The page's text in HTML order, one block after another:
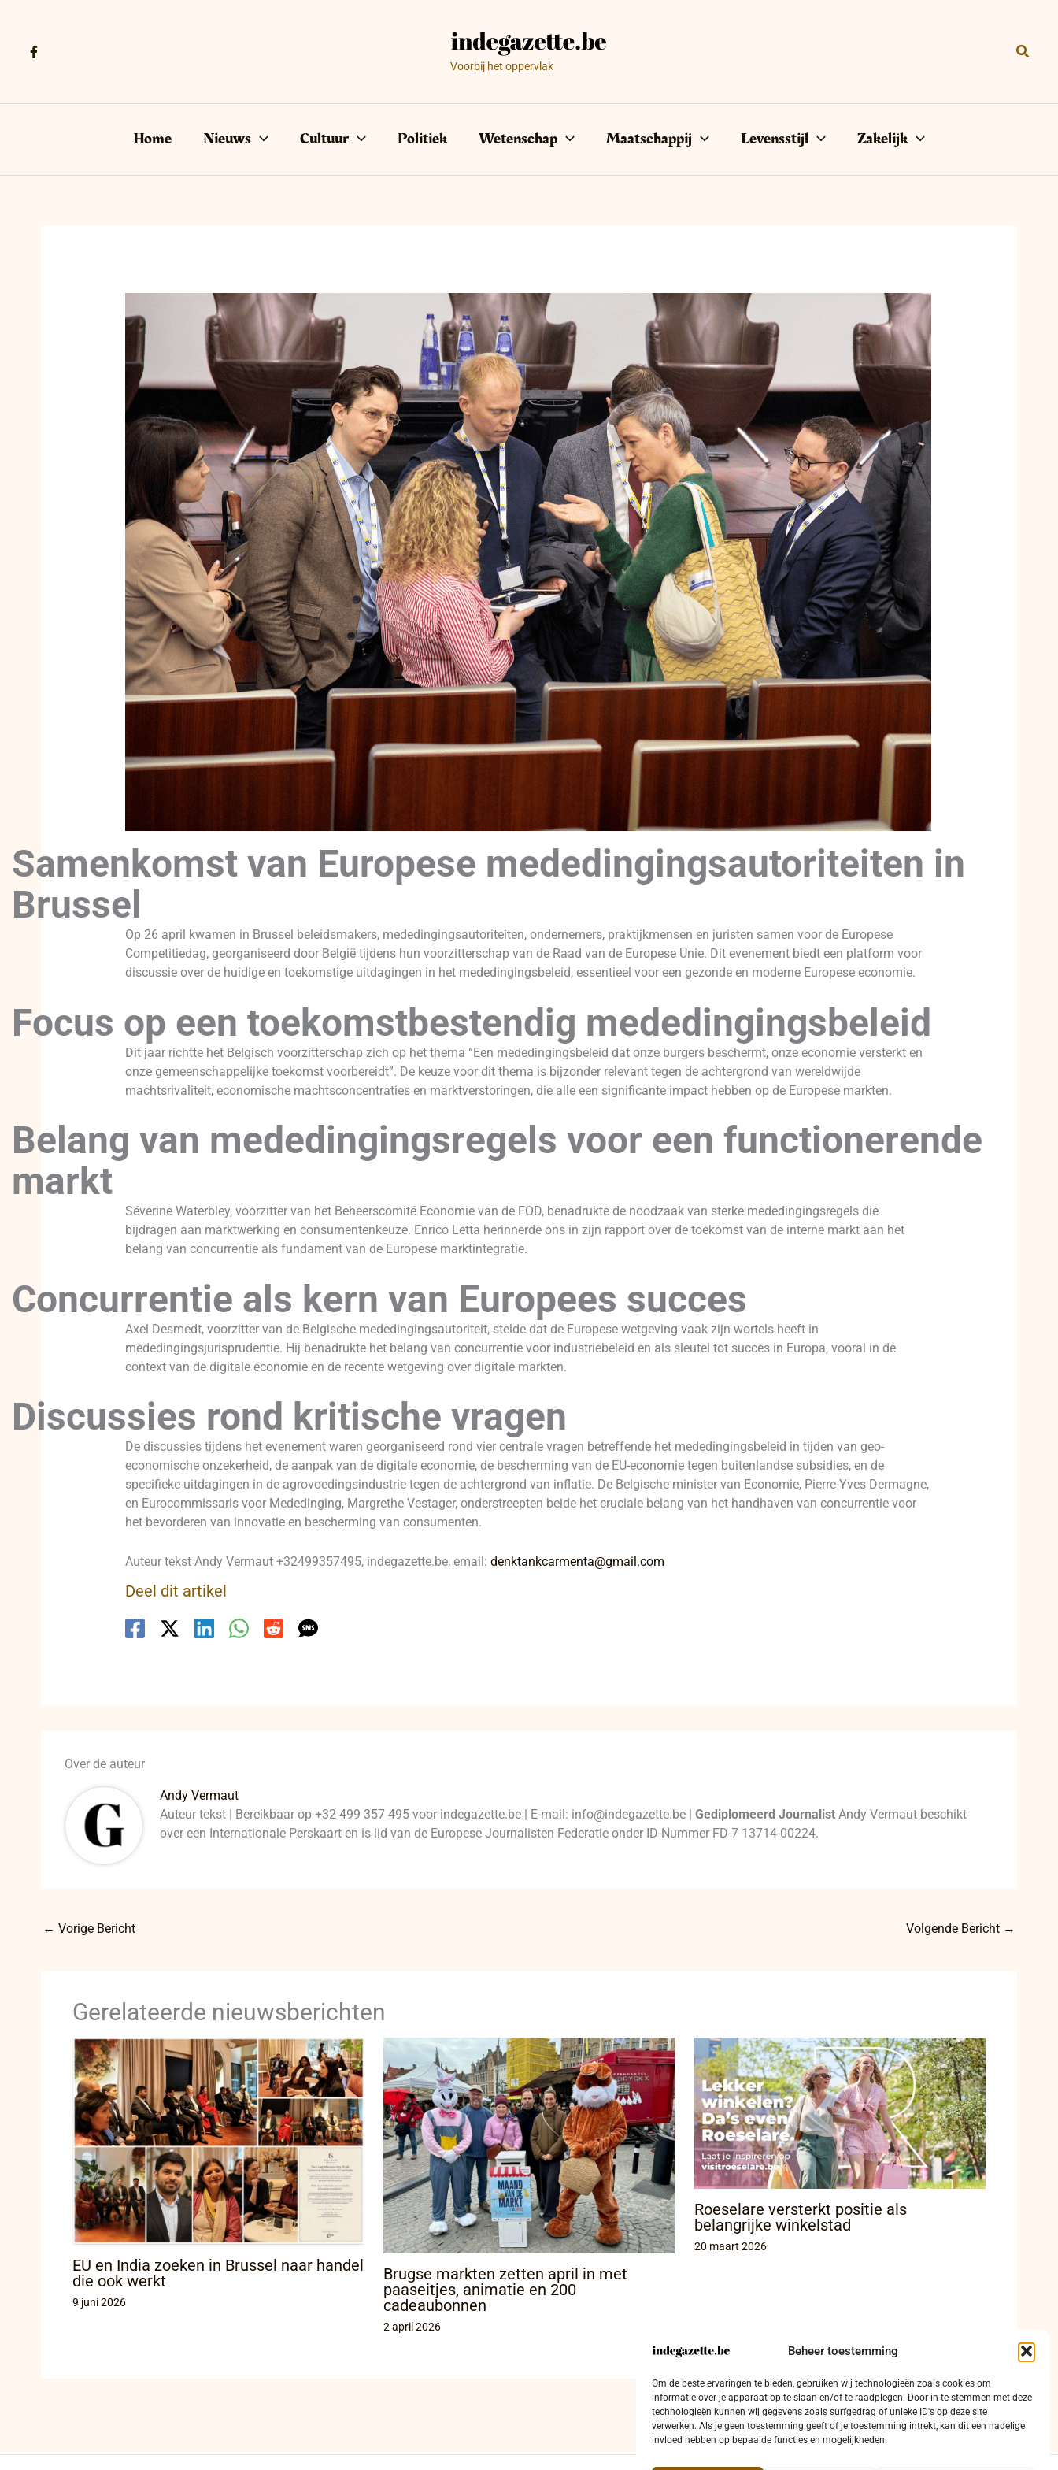
Beheer toestemming
Om de beste ervaringen te bieden, gebruiken wij technologieën zoals cookies om
informatie over je apparaat op te slaan en/of te raadplegen. Door in te stemmen met deze
technologieën kunnen wij gegevens zoals surfgedrag of unieke ID's op deze site
verwerken. Als je geen toestemming geeft of je toestemming intrekt, kan dit een nadelige
invloed hebben op bepaalde functies en mogelijkheden.
Voorbij het oppervlak
Home Nieuws Cultuur Politiek Wetenschap Maatschappij Levensstijl Zakelijk
Samenkomst van Europese mededingingsautoriteiten in
Brussel
Op 26 april kwamen in Brussel beleidsmakers, mededingingsautoriteiten, ondernemers, praktijkmensen en juristen samen voor de Europese
Competitiedag, georganiseerd door België tijdens hun voorzitterschap van de Raad van de Europese Unie. Dit evenement biedt een platform voor
discussie over de huidige en toekomstige uitdagingen in het mededingingsbeleid, essentieel voor een gezonde en moderne Europese economie.
Focus op een toekomstbestendig mededingingsbeleid
Dit jaar richtte het Belgisch voorzitterschap zich op het thema “Een mededingingsbeleid dat onze burgers beschermt, onze economie versterkt en
onze gemeenschappelijke toekomst voorbereidt”. De keuze voor dit thema is bijzonder relevant tegen de achtergrond van wereldwijde
machtsrivaliteit, economische machtsconcentraties en marktverstoringen, die alle een significante impact hebben op de Europese markten.
Belang van mededingingsregels voor een functionerende
markt
Séverine Waterbley, voorzitter van het Beheerscomité Economie van de FOD, benadrukte de noodzaak van sterke mededingingsregels die
bijdragen aan marktwerking en consumentenkeuze. Enrico Letta herinnerde ons in zijn rapport over de toekomst van de interne markt aan het
belang van concurrentie als fundament van de Europese marktintegratie.
Concurrentie als kern van Europees succes
Axel Desmedt, voorzitter van de Belgische mededingingsautoriteit, stelde dat de Europese wetgeving vaak zijn wortels heeft in
mededingingsjurisprudentie. Hij benadrukte het belang van concurrentie voor industriebeleid en als sleutel tot succes in Europa, vooral in de
context van de digitale economie en de recente wetgeving over digitale markten.
Discussies rond kritische vragen
De discussies tijdens het evenement waren georganiseerd rond vier centrale vragen betreffende het mededingingsbeleid in tijden van geo-
economische onzekerheid, de aanpak van de digitale economie, de bescherming van de EU-economie tegen buitenlandse subsidies, en de
specifieke uitdagingen in de agrovoedingsindustrie tegen de achtergrond van inflatie. De Belgische minister van Economie, Pierre-Yves Dermagne,
en Eurocommissaris voor Mededinging, Margrethe Vestager, onderstreepten beide het cruciale belang van het handhaven van concurrentie voor
het bevorderen van innovatie en bescherming van consumenten.
Auteur tekst Andy Vermaut +32499357495, indegazette.be, email: denktankcarmenta@gmail.com
Deel dit artikel
Over de auteur
Andy Vermaut
Auteur tekst | Bereikbaar op +32 499 357 495 voor indegazette.be | E-mail: info@indegazette.be |Gediplomeerd Journalist Andy Vermaut beschikt
over een Internationale Perskaart en is lid van de Europese Journalisten Federatie onder ID-Nummer FD-7 13714-00224.
← Vorige Bericht Volgende Bericht →
Gerelateerde nieuwsberichten
EU en India zoeken in Brussel naar handel
die ook werkt
9 juni 2026
Brugse markten zetten april in met
paaseitjes, animatie en 200
cadeaubonnen
2 april 2026
Roeselare versterkt positie als
belangrijke winkelstad
20 maart 2026